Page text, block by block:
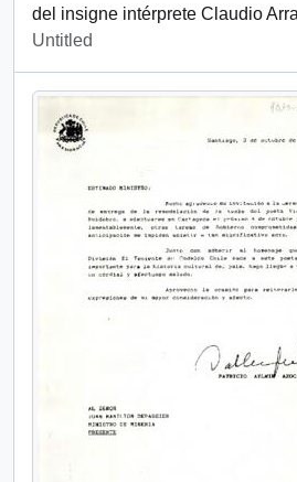
del insigne intérprete Claudio
Untitled